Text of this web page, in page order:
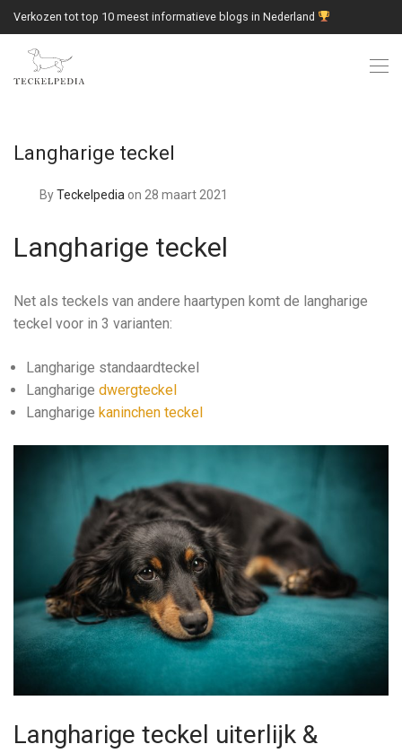
Verkozen tot top 10 meest informatieve blogs in Nederland
Langharige teckel
ByTeckelpedia on 28 maart 2021
Langharige teckel
Net als teckels van andere haartypen komt de langharige
teckel voor in 3 varianten:
Langharige standaardteckel
Langharige dwergteckel
Langharige kaninchen teckel
Langharige teckel uiterlijk &